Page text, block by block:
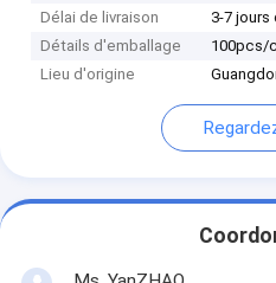
Délai de livraison
3-7 jours
Détails d'emballage
100pcs/
Lieu d'origine